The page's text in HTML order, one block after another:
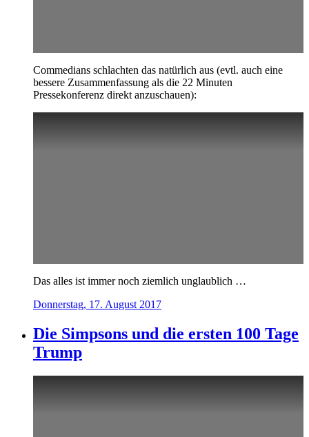
Commedians schlachten das natürlich aus (evtl. auch eine
bessere Zusammenfassung als die 22 Minuten
Pressekonferenz direkt anzuschauen):
Das alles ist immer noch ziemlich unglaublich …
Donnerstag, 17. August 2017
Die Simpsons und die ersten 100 Tage
Trump